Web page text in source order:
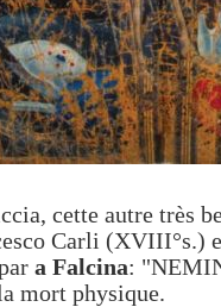
cette autre très
Carli (XVIII°s.)
a Falcina:
mort physique.